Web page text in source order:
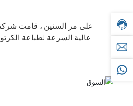
على مر السنين ، قامت
15226701321
مواعد
15226701321